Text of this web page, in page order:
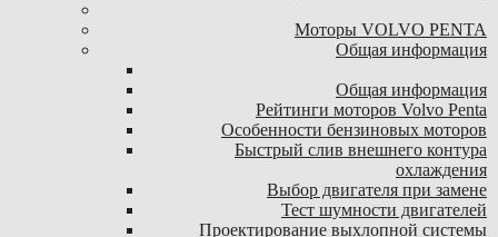
Моторы VOLVO PENTA
Общая информация
Общая информация
Рейтинги моторов Volvo Penta
Особенности бензиновых моторов
Быстрый слив внешнего контура
охлаждения
Выбор двигателя при замене
Тест шумности двигателей
Проектирование выхлопной системы